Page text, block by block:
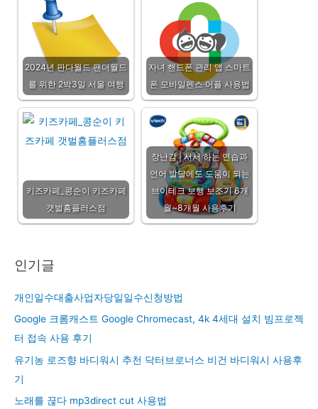
2024년 판다월드 팬더월드
를 위한 2박3일 서울 여행
자녀 핸드폰 관리 앱 스마트
폰 모바일펜스 어플 사용법
키즈카페_콩순이 키즈카페
갯벌홈플러스점
장난감 | 서서 하는 연습과
언어 발달에도 도움이 되는
브이테크 보행 보조기 6개
월~8개월 사용후기
인기글
개인일수대출사업자당일일수신청방법
Google 크롬캐스트 Google Chromecast, 4k 4세대 설치 빔프로젝
터 접속 사용 후기
유기농 로즈향 바디워시 추천 닥터브로너스 비건 바디워시 사용후
기
노래를 끊다 mp3direct cut 사용법